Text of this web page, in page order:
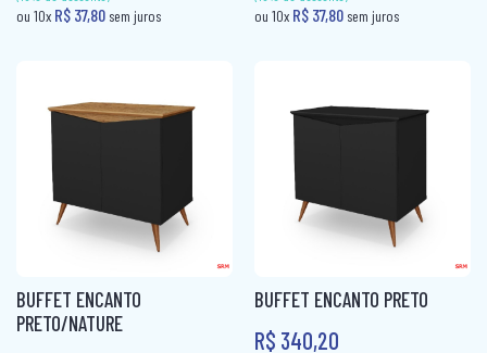
ou 10xR$ 51,80 sem juros
BUFFET ENCANTO
PRETO/NATURE
BUFFET ENCANTO PRETO
R$ 340,20